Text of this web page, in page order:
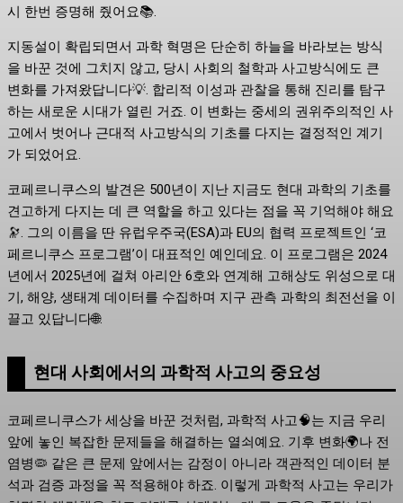
시 한번 증명해 줬어요📚.
지동설이 확립되면서 과학 혁명은 단순히 하늘을 바라보는 방식
을 바꾼 것에 그치지 않고, 당시 사회의 철학과 사고방식에도 큰
변화를 가져왔답니다💡. 합리적 이성과 관찰을 통해 진리를 탐구
하는 새로운 시대가 열린 거죠. 이 변화는 중세의 권위주의적인 사
고에서 벗어나 근대적 사고방식의 기초를 다지는 결정적인 계기
가 되었어요.
코페르니쿠스의 발견은 500년이 지난 지금도 현대 과학의 기초를
견고하게 다지는 데 큰 역할을 하고 있다는 점을 꼭 기억해야 해요
🔭. 그의 이름을 딴 유럽우주국(ESA)과 EU의 협력 프로젝트인 ‘코
페르니쿠스 프로그램’이 대표적인 예인데요. 이 프로그램은 2024
년에서 2025년에 걸쳐 아리안 6호와 연계해 고해상도 위성으로 대
기, 해양, 생태계 데이터를 수집하며 지구 관측 과학의 최전선을 이
끌고 있답니다🌐.
현대 사회에서의 과학적 사고의 중요성
코페르니쿠스가 세상을 바꾼 것처럼, 과학적 사고🧠는 지금 우리
앞에 놓인 복잡한 문제들을 해결하는 열쇠예요. 기후 변화🌍나 전
염병🦠 같은 큰 문제 앞에서는 감정이 아니라 객관적인 데이터 분
석과 검증 과정을 꼭 적용해야 하죠. 이렇게 과학적 사고는 우리가